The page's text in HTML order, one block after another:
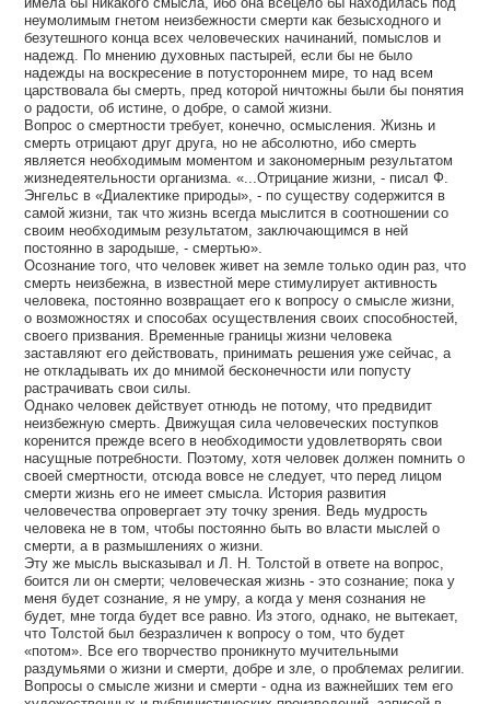
неумолимым гнетом неизбежности смерти как безысходного и
безутешного конца всех человеческих начинаний, помыслов и
надежд. По мнению духовных пастырей, если бы не было
надежды на воскресение в потустороннем мире, то над всем
царствовала бы смерть, пред которой ничтожны были бы понятия
о радости, об истине, о добре, о самой жизни.
Вопрос о смертности требует, конечно, осмысления. Жизнь и
смерть отрицают друг друга, но не абсолютно, ибо смерть
является необходимым моментом и закономерным результатом
жизнедеятельности организма. «...Отрицание жизни, - писал Ф.
Энгельс в «Диалектике природы», - по существу содержится в
самой жизни, так что жизнь всегда мыслится в соотношении со
своим необходимым результатом, заключающимся в ней
постоянно в зародыше, - смертью».
Осознание того, что человек живет на земле только один раз, что
смерть неизбежна, в известной мере стимулирует активность
человека, постоянно возвращает его к вопросу о смысле жизни,
о возможностях и способах осуществления своих способностей,
своего призвания. Временные границы жизни человека
заставляют его действовать, принимать решения уже сейчас, а
не откладывать их до мнимой бесконечности или попусту
растрачивать свои силы.
Однако человек действует отнюдь не потому, что предвидит
неизбежную смерть. Движущая сила человеческих поступков
коренится прежде всего в необходимости удовлетворять свои
насущные потребности. Поэтому, хотя человек должен помнить о
своей смертности, отсюда вовсе не следует, что перед лицом
смерти жизнь его не имеет смысла. История развития
человечества опровергает эту точку зрения. Ведь мудрость
человека не в том, чтобы постоянно быть во власти мыслей о
смерти, а в размышлениях о жизни.
Эту же мысль высказывал и Л. Н. Толстой в ответе на вопрос,
боится ли он смерти; человеческая жизнь - это сознание; пока у
меня будет сознание, я не умру, а когда у меня сознания не
будет, мне тогда будет все равно. Из этого, однако, не вытекает,
что Толстой был безразличен к вопросу о том, что будет
«потом». Все его творчество проникнуто мучительными
раздумьями о жизни и смерти, добре и зле, о проблемах религии.
Вопросы о смысле жизни и смерти - одна из важнейших тем его